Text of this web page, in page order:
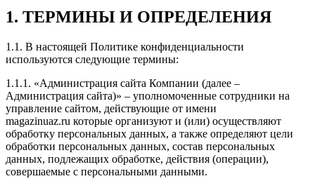
1. ТЕРМИНЫ И ОПРЕДЕЛЕНИЯ
1.1. В настоящей Политике конфиденциальности
используются следующие термины:
1.1.1. «Администрация сайта Компании (далее –
Администрация сайта)» – уполномоченные сотрудники на
управление сайтом, действующие от имени
magazinuaz.ru которые организуют и (или) осуществляют
обработку персональных данных, а также определяют цели
обработки персональных данных, состав персональных
данных, подлежащих обработке, действия (операции),
совершаемые с персональными данными.